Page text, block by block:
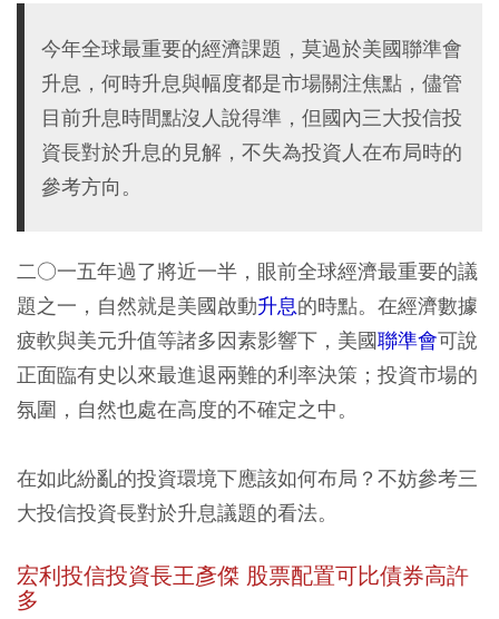
今年全球最重要的經濟課題，莫過於美國聯準會
升息，何時升息與幅度都是市場關注焦點，儘管
目前升息時間點沒人說得準，但國內三大投信投
資長對於升息的見解，不失為投資人在布局時的
參考方向。
二○一五年過了將近一半，眼前全球經濟最重要的議
題之一，自然就是美國啟動升息的時點。在經濟數據
疲軟與美元升值等諸多因素影響下，美國聯準會可說
正面臨有史以來最進退兩難的利率決策；投資市場的
氛圍，自然也處在高度的不確定之中。
在如此紛亂的投資環境下應該如何布局？不妨參考三
大投信投資長對於升息議題的看法。
宏利投信投資長王彥傑 股票配置可比債券高許
多